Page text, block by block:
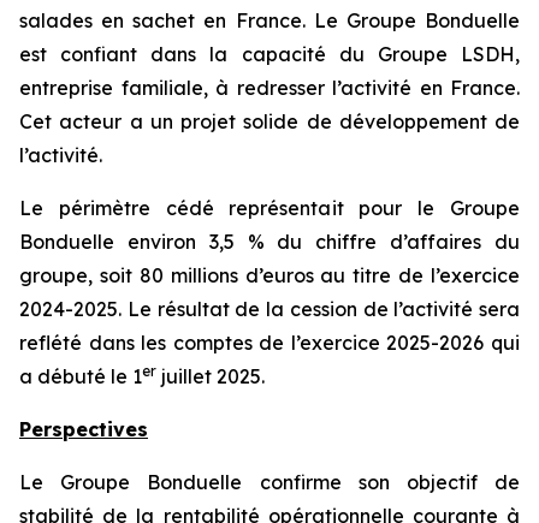
salades en sachet en France. Le Groupe Bonduelle
est confiant dans la capacité du Groupe LSDH,
entreprise familiale, à redresser l’activité en France.
Cet acteur a un projet solide de développement de
l’activité.
Le périmètre cédé représentait pour le Groupe
Bonduelle environ 3,5 % du chiffre d’affaires du
groupe, soit 80 millions d’euros au titre de l’exercice
2024-2025. Le résultat de la cession de l’activité sera
reflété dans les comptes de l’exercice 2025-2026 qui
a débuté le 1er juillet 2025.
Perspectives
Le Groupe Bonduelle confirme son objectif de
stabilité de la rentabilité opérationnelle courante à